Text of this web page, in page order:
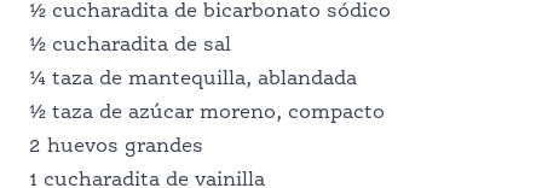
DESPENSA PERFECTA
PROFESIONALES DE LA
½ cucharadita de bicarbonato sódico
½ cucharadita de sal
¼ taza de mantequilla, ablandada
½ taza de azúcar moreno, compacto
2 huevos grandes
1 cucharadita de vainilla